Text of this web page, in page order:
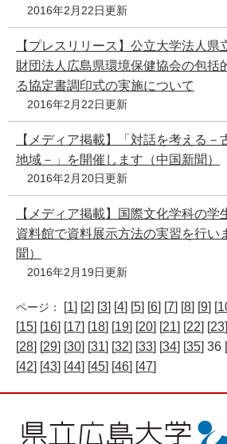
2016年2月22日更新
【プレスリリース】公立大学法人県
財団法人広島県環境保健協会の包括
る協定書調印式の実施について
2016年2月22日更新
【メディア掲載】「対話を考える－
地域－」を開催します（中国新聞）
2016年2月20日更新
【メディア掲載】国際文化学科の学
資料館で資料展示方法の実習を行い
聞）
2016年2月19日更新
ページ： [1] [2] [3] [4] [5] [6] [7] [8] [9] [
[15] [16] [17] [18] [19] [20] [21] [22] [23
[28] [29] [30] [31] [32] [33] [34] [35] 36 [
[42] [43] [44] [45] [46] [47]